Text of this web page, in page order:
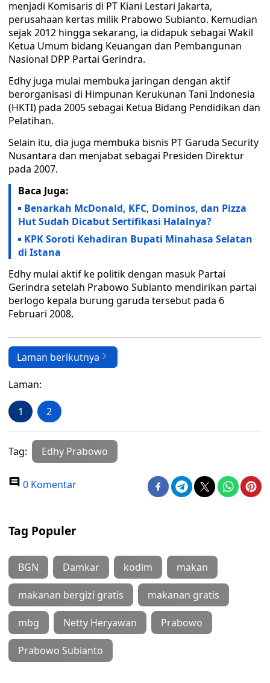
menjadi Komisaris di PT Kiani Lestari Jakarta,
perusahaan kertas milik Prabowo Subianto. Kemudian
sejak 2012 hingga sekarang, ia didapuk sebagai Wakil
Ketua Umum bidang Keuangan dan Pembangunan
Nasional DPP Partai Gerindra.
Edhy juga mulai membuka jaringan dengan aktif
berorganisasi di Himpunan Kerukunan Tani Indonesia
(HKTI) pada 2005 sebagai Ketua Bidang Pendidikan dan
Pelatihan.
Selain itu, dia juga membuka bisnis PT Garuda Security
Nusantara dan menjabat sebagai Presiden Direktur
pada 2007.
Baca Juga:
Benarkah McDonald, KFC, Dominos, dan Pizza
Hut Sudah Dicabut Sertifikasi Halalnya?
KPK Soroti Kehadiran Bupati Minahasa Selatan
di Istana
Edhy mulai aktif ke politik dengan masuk Partai
Gerindra setelah Prabowo Subianto mendirikan partai
berlogo kepala burung garuda tersebut pada 6
Februari 2008.
Laman berikutnya
Laman:
1 2
Tag: Edhy Prabowo
0 Komentar
Tag Populer
BGN Damkar kodim makan
makanan bergizi gratis makanan gratis
mbg Netty Heryawan Prabowo
Prabowo Subianto